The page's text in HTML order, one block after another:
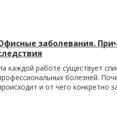
заболевания.
каждой работе существует
болезней.
и от чего конкретно